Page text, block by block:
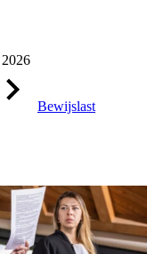
Bewijslast